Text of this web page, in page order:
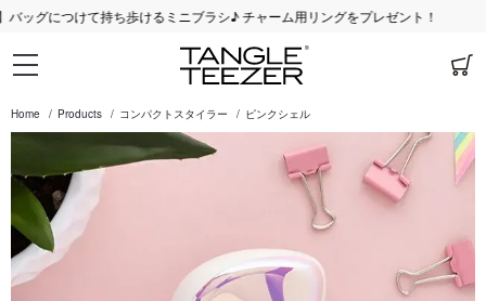
持ち歩けるミニブラシ♪ チャーム用リングをプレゼント！
Home Products コンパクトスタイラー ピンクシェル